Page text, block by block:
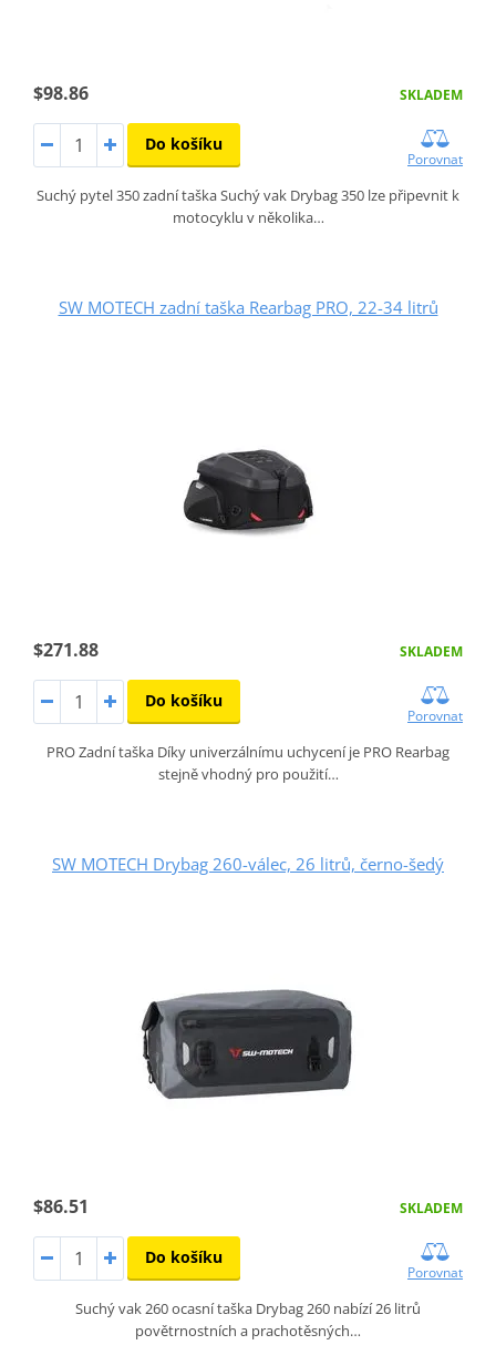
$98.86 SKLADEM
Do košíku
Porovnat
Suchý pytel 350 zadní taška Suchý vak Drybag 350 lze připevnit k
motocyklu v několika…
SW MOTECH zadní taška Rearbag PRO, 22-34 litrů
$271.88 SKLADEM
Do košíku
Porovnat
PRO Zadní taška Díky univerzálnímu uchycení je PRO Rearbag
stejně vhodný pro použití…
SW MOTECH Drybag 260-válec, 26 litrů, černo-šedý
$86.51 SKLADEM
Do košíku
Porovnat
Suchý vak 260 ocasní taška Drybag 260 nabízí 26 litrů
povětrnostních a prachotěsných…